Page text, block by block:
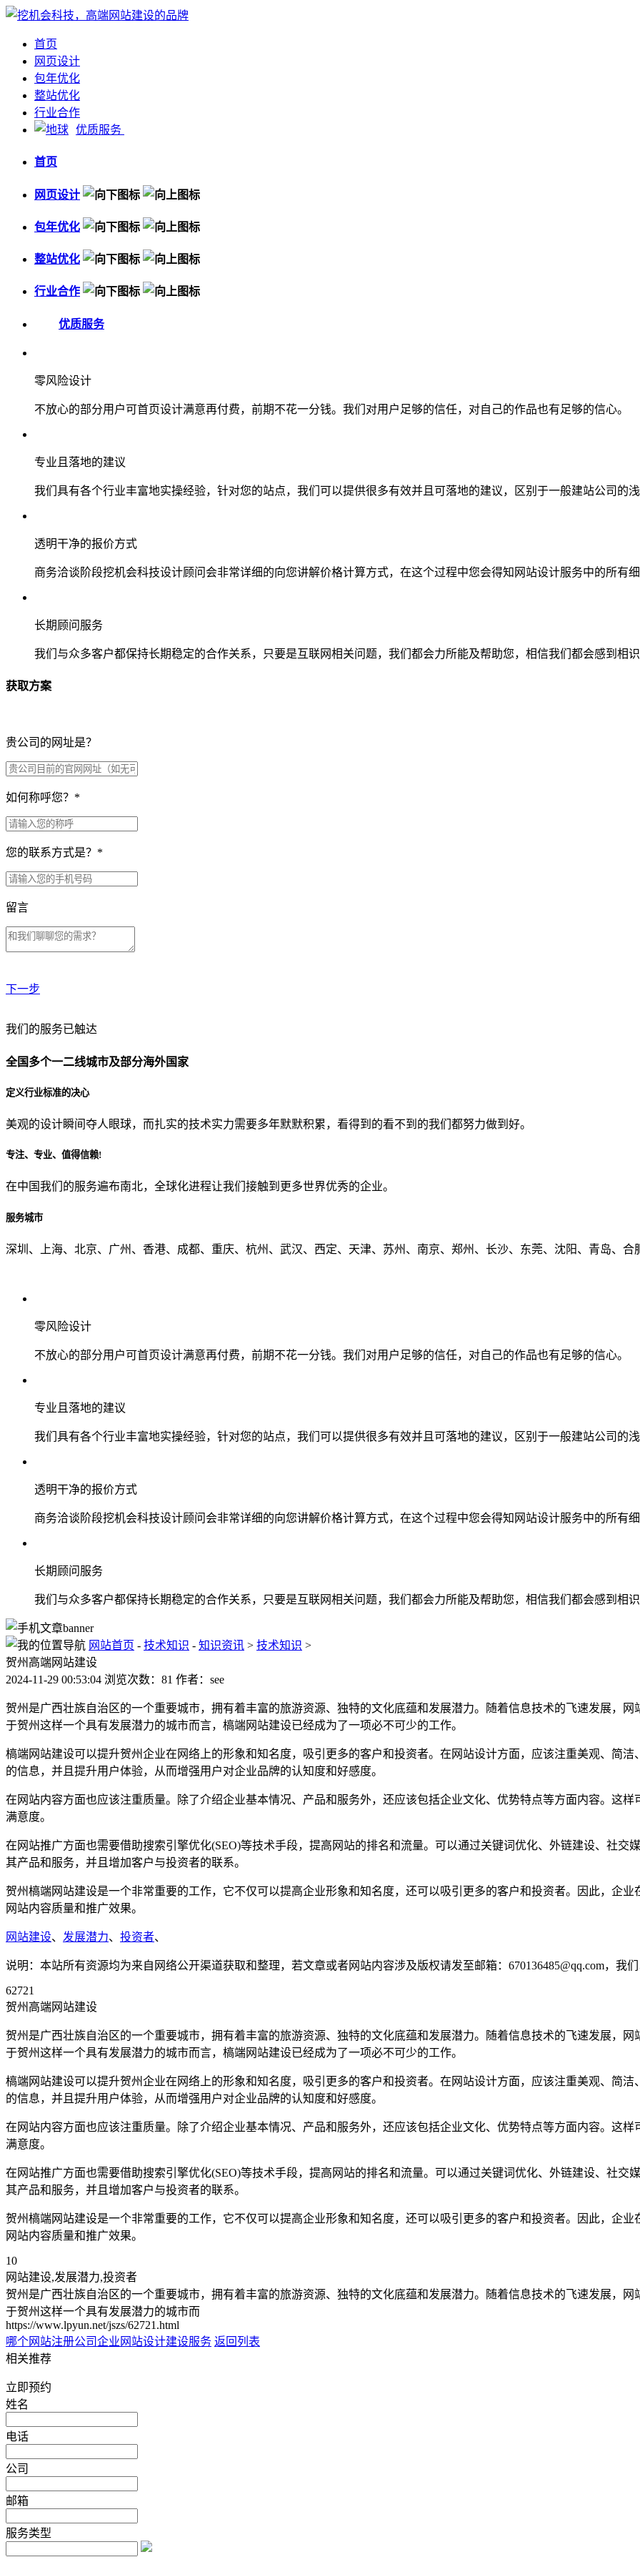
首页
网页设计
包年优化
整站优化
行业合作
优质服务
首页
网页设计
包年优化
整站优化
行业合作
优质服务
零风险设计
不放心的部分用户可首页设计满意再付费，前期不花一分钱。我们对用户足够的信任，对自己的作品也有足够的信心。
专业且落地的建议
我们具有各个行业丰富地实操经验，针对您的站点，我们可以提供很多有效并且可落地的建议，区别于一般建站公司的
透明干净的报价方式
商务洽谈阶段挖机会科技设计顾问会非常详细的向您讲解价格计算方式，在这个过程中您会得知网站设计服务中的所有
长期顾问服务
我们与众多客户都保持长期稳定的合作关系，只要是互联网相关问题，我们都会力所能及帮助您，相信我们都会感到相
获取方案
贵公司的网址是？
如何称呼您？ *
您的联系方式是？ *
留言
下一步
贵公司预算范围是？
贵公司的团队规模是？
从哪里了解到我们？
我们的服务已触达
全国多个一二线城市及部分海外国家
定义行业标准的决心
美观的设计瞬间夺人眼球，而扎实的技术实力需要多年默默积累，看得到的看不到的我们都努力做到好。
专注、专业、值得信赖!
在中国我们的服务遍布南北，全球化进程让我们接触到更多世界优秀的企业。
服务城市
深圳、上海、北京、广州、香港、成都、重庆、杭州、武汉、西定、天津、苏州、南京、郑州、长沙、东莞、沈阳、青岛、合
零风险设计
不放心的部分用户可首页设计满意再付费，前期不花一分钱。我们对用户足够的信任，对自己的作品也有足够的信心。
专业且落地的建议
我们具有各个行业丰富地实操经验，针对您的站点，我们可以提供很多有效并且可落地的建议，区别于一般建站公司的
透明干净的报价方式
商务洽谈阶段挖机会科技设计顾问会非常详细的向您讲解价格计算方式，在这个过程中您会得知网站设计服务中的所有
长期顾问服务
我们与众多客户都保持长期稳定的合作关系，只要是互联网相关问题，我们都会力所能及帮助您，相信我们都会感到相
网站首页 - 技术知识 - 知识资讯 > 技术知识 >
贺州高端网站建设
2024-11-29 00:53:04 浏览次数：81 作者：see
贺州是广西壮族自治区的一个重要城市，拥有着丰富的旅游资源、独特的文化底蕴和发展潜力。随着信息技术的飞速发展，
于贺州这样一个具有发展潜力的城市而言，槁端网站建设已经成为了一项必不可少的工作。
槁端网站建设可以提升贺州企业在网络上的形象和知名度，吸引更多的客户和投资者。在网站设计方面，应该注重美观、简
的信息，并且提升用户体验，从而增强用户对企业品牌的认知度和好感度。
在网站内容方面也应该注重质量。除了介绍企业基本情况、产品和服务外，还应该包括企业文化、优势特点等方面内容。这
满意度。
在网站推广方面也需要借助搜索引擎优化(SEO)等技术手段，提高网站的排名和流量。可以通过关键词优化、外链建设、社交
其产品和服务，并且增加客户与投资者的联系。
贺州槁端网站建设是一个非常重要的工作，它不仅可以提高企业形象和知名度，还可以吸引更多的客户和投资者。因此，企
网站内容质量和推广效果。
网站建设、 发展潜力、 投资者、
说明：本站所有资源均为来自网络公开渠道获取和整理，若文章或者网站内容涉及版权请发至邮箱：670136485@qq.com，我
62721
贺州高端网站建设
贺州是广西壮族自治区的一个重要城市，拥有着丰富的旅游资源、独特的文化底蕴和发展潜力。随着信息技术的飞速发展，
于贺州这样一个具有发展潜力的城市而言，槁端网站建设已经成为了一项必不可少的工作。
槁端网站建设可以提升贺州企业在网络上的形象和知名度，吸引更多的客户和投资者。在网站设计方面，应该注重美观、简
的信息，并且提升用户体验，从而增强用户对企业品牌的认知度和好感度。
在网站内容方面也应该注重质量。除了介绍企业基本情况、产品和服务外，还应该包括企业文化、优势特点等方面内容。这
满意度。
在网站推广方面也需要借助搜索引擎优化(SEO)等技术手段，提高网站的排名和流量。可以通过关键词优化、外链建设、社交
其产品和服务，并且增加客户与投资者的联系。
贺州槁端网站建设是一个非常重要的工作，它不仅可以提高企业形象和知名度，还可以吸引更多的客户和投资者。因此，企
网站内容质量和推广效果。
10
网站建设,发展潜力,投资者
贺州是广西壮族自治区的一个重要城市，拥有着丰富的旅游资源、独特的文化底蕴和发展潜力。随着信息技术的飞速发展，
于贺州这样一个具有发展潜力的城市而
https://www.lpyun.net/jszs/62721.html
哪个网站注册公司企业网站设计建设服务 返回列表
相关推荐
立即预约
姓名
电话
公司
邮箱
服务类型